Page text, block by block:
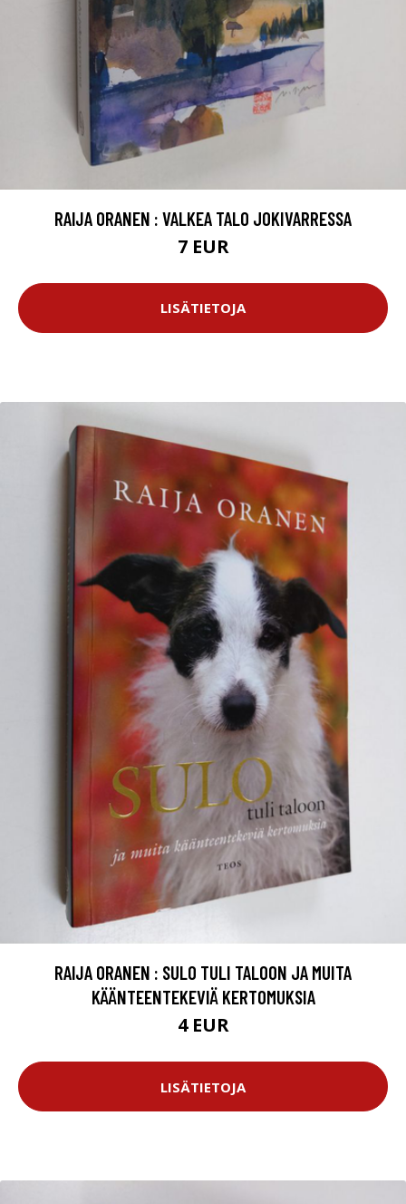
RAIJA ORANEN : VALKEA TALO JOKIVARRESSA
7 EUR
LISÄTIETOJA
RAIJA ORANEN : SULO TULI TALOON JA MUITA
KÄÄNTEENTEKEVIÄ KERTOMUKSIA
4 EUR
LISÄTIETOJA